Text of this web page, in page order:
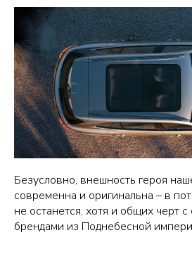
Безусловно, внешность героя
современна и оригинальна – в
не останется, хотя и общих черт
брендами из Поднебесной